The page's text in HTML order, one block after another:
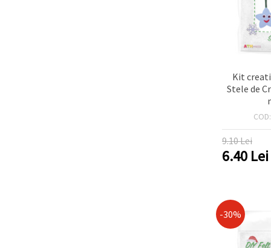
Kit
Stele de
COD:
9.10 Lei
6.40 Lei
-30%